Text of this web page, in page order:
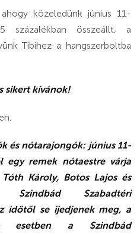
közeledünk június 11-
százalékban összeállt, a
Tibihez a hangszerboltba
sikert kívánok!
és nótarajongók: június 11-
egy remek nótaestre várja
Károly, Botos Lajos és
Szabadtéri
időtől se ijedjenek meg, a
esetben a Szindbád